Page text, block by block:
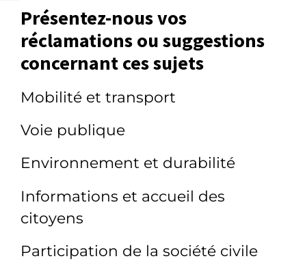
Présentez-nous vos
réclamations ou suggestions
concernant ces sujets
Mobilité et transport
Voie publique
Environnement et durabilité
Informations et accueil des
citoyens
Participation de la société civile